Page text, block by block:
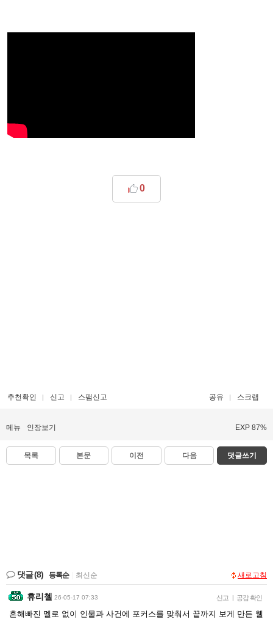
0
추천확인 신고 스팸신고 공유 스크랩
메뉴 인장보기 EXP 87%
목록 본문 이전 다음 댓글쓰기
댓글(8) 등록순 최신순 새로고침
휴리첼 26-05-17 07:33 신고 | 공감 확인
흔해빠진 멜로 없이 인물과 사건에 포커스를 맞춰서 끝까지 보게 만든 웰